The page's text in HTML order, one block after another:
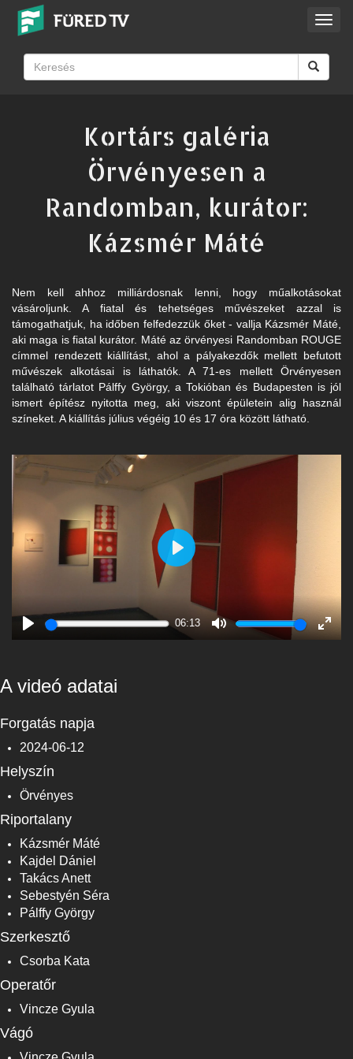
Kortárs galéria
Örvényesen a
Randomban, kurátor:
Kázsmér Máté
Nem kell ahhoz milliárdosnak lenni, hogy műalkotásokat
vásároljunk. A fiatal és tehetséges művészeket azzal is
támogathatjuk, ha időben felfedezzük őket - vallja Kázsmér Máté,
aki maga is fiatal kurátor. Máté az örvényesi Randomban ROUGE
címmel rendezett kiállítást, ahol a pályakezdők mellett befutott
művészek alkotásai is láthatók. A 71-es mellett Örvényesen
található tárlatot Pálffy György, a Tokióban és Budapesten is jól
ismert építész nyitotta meg, aki viszont épületein alig használ
színeket. A kiállítás július végéig 10 és 17 óra között látható.
Play
06:13
Enter
Play
A videó adatai
Forgatás napja
2024-06-12
Helyszín
Örvényes
Riportalany
Kázsmér Máté
Kajdel Dániel
Takács Anett
Sebestyén Séra
Pálffy György
Szerkesztő
Csorba Kata
Operatőr
Vincze Gyula
Vágó